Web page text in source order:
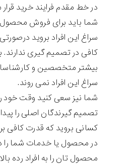
در خط مقدم فرایند خرید
شما باید برای فروش محصول
سراغ این افراد بروید
کافی در تصمیم گیری
بیشتر متخصصین و
سراغ این افراد نمی روند.
شما نیز سعی کنید وقت خود
تصمیم گیرندگان اصلی را
کسانی بروید که قدرت کافی
در محصول یا خدمات شما را
محصول تان را به افراد رده